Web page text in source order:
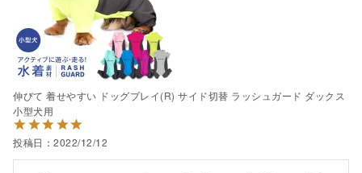
伸びて 着せやすい ドッグプレイ(R) サイド切替 ラッシュガード ダックス
小型犬用
投稿日 2022/12/12